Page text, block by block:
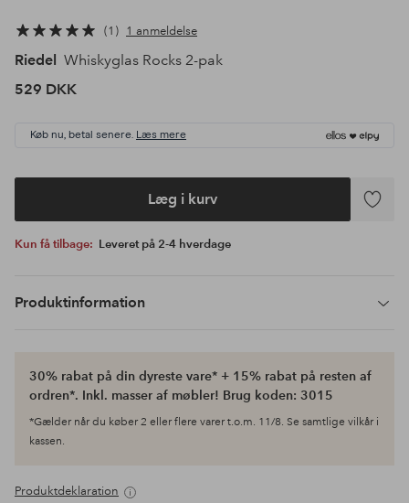
1 1 anmeldelse
Riedel
Whiskyglas Rocks 2-pak
529 DKK
Køb nu, betal senere. Læs mere
Læg i kurv
Tilføj
Kun få tilbage: Leveret på 2-4 hverdage
Produktinformation
30% rabat på din dyreste vare* + 15% rabat på resten af
ordren*. Inkl. masser af møbler! Brug koden: 3015
*Gælder når du køber 2 eller flere varer t.o.m. 11/8. Se samtlige vilkår i
kassen.
Produktdeklaration